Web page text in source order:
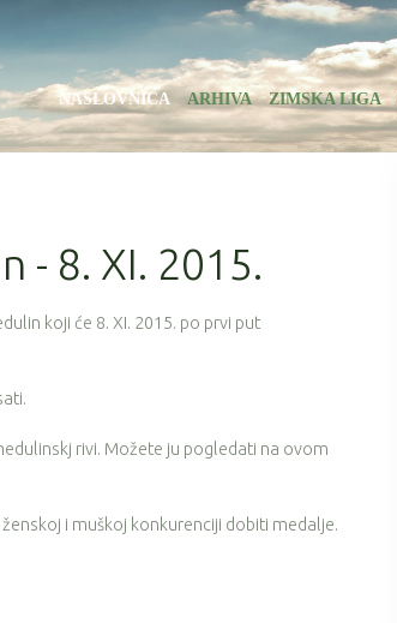
NASLOVNICA ARHIVA ZIMSKA LIGA
- 8. XI. 2015.
koji će 8. XI. 2015. po prvi put
rivi. Možete ju pogledati na ovom
i muškoj konkurenciji dobiti medalje.